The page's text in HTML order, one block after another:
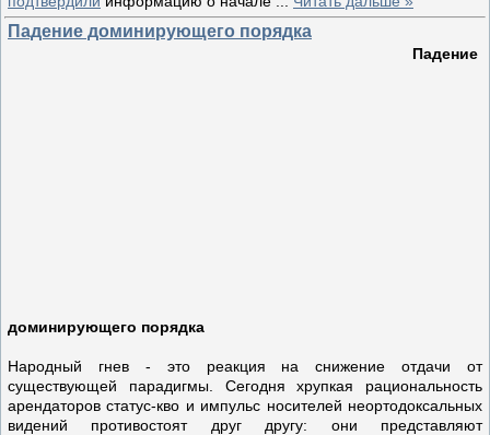
Падение доминирующего порядка
Падение
доминирующего порядка
Народный гнев - это реакция на снижение отдачи от
существующей парадигмы. Сегодня хрупкая рациональность
арендаторов статус-кво и импульс носителей неортодоксальных
видений противостоят друг другу: они представляют